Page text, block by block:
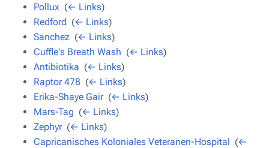
Pollux (← Links)
Redford (← Links)
Sanchez (← Links)
Cuffle's Breath Wash (← Links)
Antibiotika (← Links)
Raptor 478 (← Links)
Erika-Shaye Gair‎ (← Links)
Mars-Tag (← Links)
Zephyr‎ (← Links)
Capricanisches Koloniales Veteranen-Hospital (←